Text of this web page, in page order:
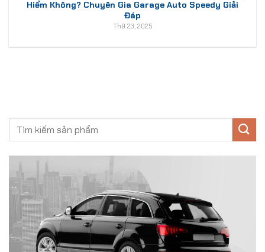
Hiểm Không? Chuyên Gia Garage Auto Speedy Giải
Đáp
Th9 23, 2025